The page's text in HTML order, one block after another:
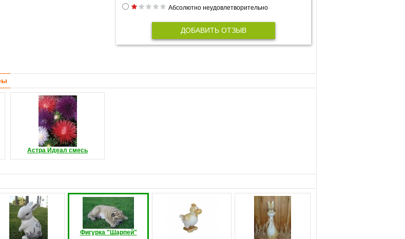
Абсолютно неудовлетворительно
ДОБАВИТЬ ОТЗЫВ
Астра Идеал смесь
Фигурка "Шарпей"